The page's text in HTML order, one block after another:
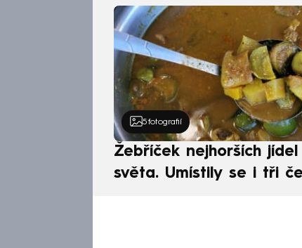
5 fotografií
Žebříček nejhorších jídel
světa. Umístily se i tři